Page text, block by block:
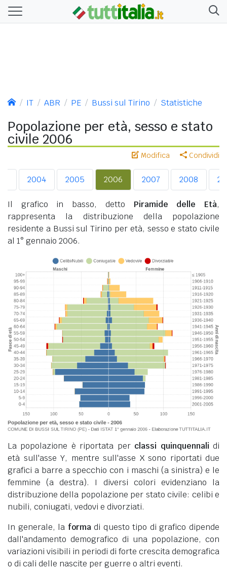
IT ABR PE Bussi sul Tirino Statistiche
Popolazione per età, sesso e stato
civile 2006
Modifica Condividi
2004 2005 2006 2007 2008
Il grafico in basso, detto Piramide delle Età,
rappresenta la distribuzione della popolazione
residente a Bussi sul Tirino per età, sesso e stato civile
al 1° gennaio 2006.
La popolazione è riportata per classi quinquennali di
età sull'asse Y, mentre sull'asse X sono riportati due
grafici a barre a specchio con i maschi (a sinistra) e le
femmine (a destra). I diversi colori evidenziano la
distribuzione della popolazione per stato civile: celibi e
nubili, coniugati, vedovi e divorziati.
In generale, la formadi questo tipo di grafico dipende
dall'andamento demografico di una popolazione, con
variazioni visibili in periodi di forte crescita demografica
o di cali delle nascite per guerre o altri eventi.